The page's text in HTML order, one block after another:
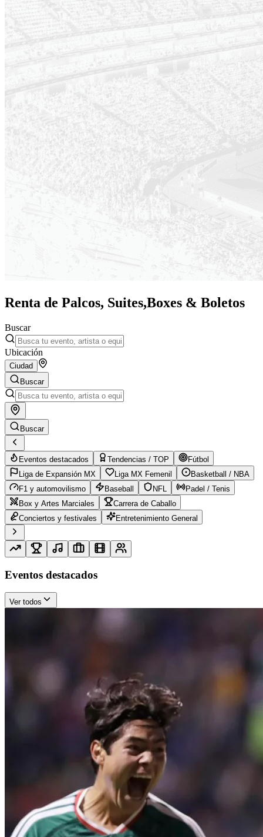
Renta de Palcos, Suites,Boxes & Boletos
Buscar
Ubicación
Ciudad
Buscar
Buscar
Eventos destacados Tendencias / TOP
Fútbol
Liga de Expansión MX
Liga MX Femenil
Basketball / NBA
F1 y automovilismo
Baseball NFL
Padel / Tenis
Box y Artes Marciales
Carrera de Caballo
Conciertos y festivales
Entretenimiento General
Eventos destacados
Ver todos